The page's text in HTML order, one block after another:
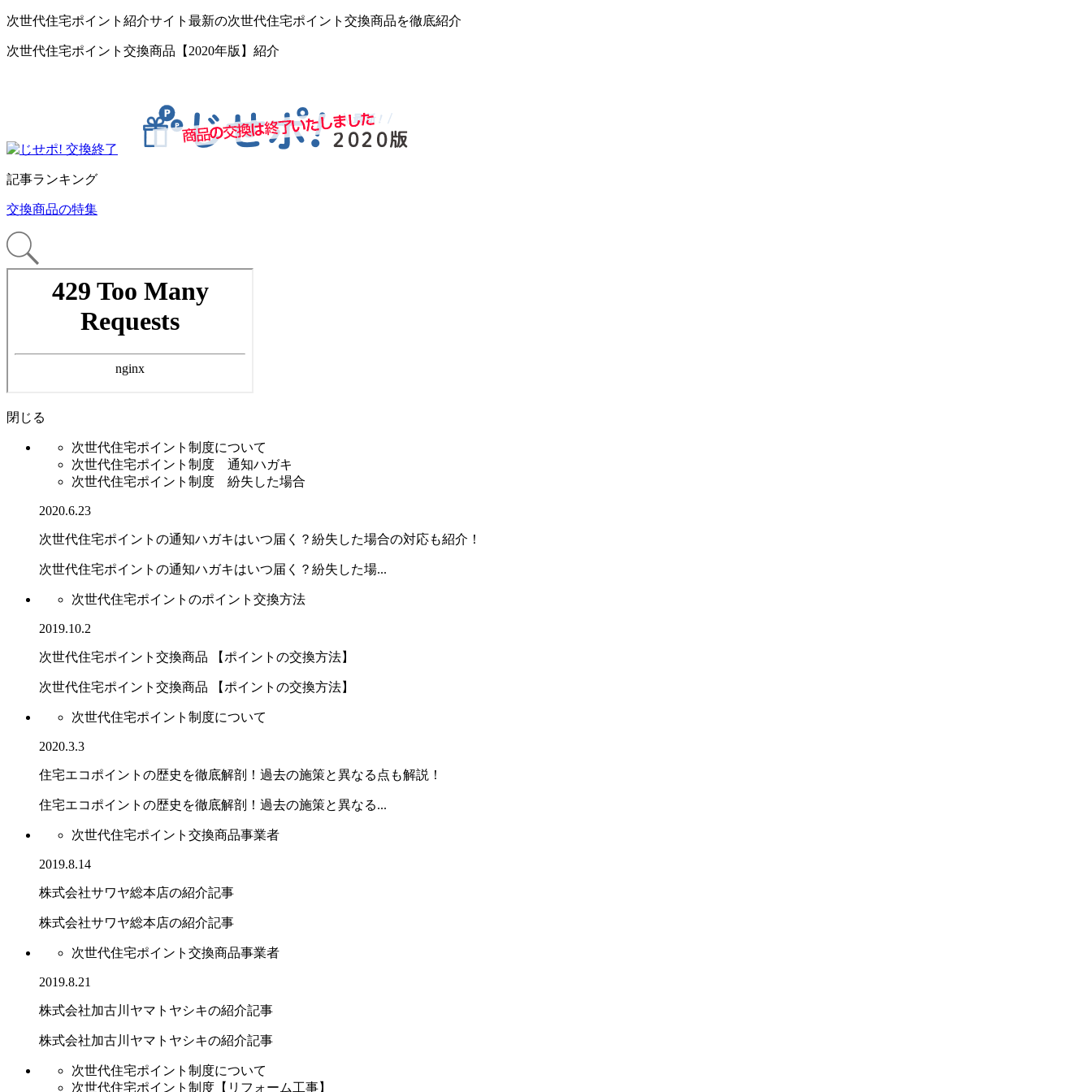
次世代住宅ポイント紹介サイト最新の次世代住宅ポイント交換商品を徹底紹介
次世代住宅ポイント交換商品【2020年版】紹介
記事ランキング
交換商品の特集
閉じる
次世代住宅ポイント制度について
次世代住宅ポイント制度 通知ハガキ
次世代住宅ポイント制度 紛失した場合
2020.6.23
次世代住宅ポイントの通知ハガキはいつ届く？紛失した場合の対応も紹介！
次世代住宅ポイントの通知ハガキはいつ届く？紛失した場...
次世代住宅ポイントのポイント交換方法
2019.10.2
次世代住宅ポイント交換商品 【ポイントの交換方法】
次世代住宅ポイント交換商品 【ポイントの交換方法】
次世代住宅ポイント制度について
2020.3.3
住宅エコポイントの歴史を徹底解剖！過去の施策と異なる点も解説！
住宅エコポイントの歴史を徹底解剖！過去の施策と異なる...
次世代住宅ポイント交換商品事業者
2019.8.14
株式会社サワヤ総本店の紹介記事
株式会社サワヤ総本店の紹介記事
次世代住宅ポイント交換商品事業者
2019.8.21
株式会社加古川ヤマトヤシキの紹介記事
株式会社加古川ヤマトヤシキの紹介記事
次世代住宅ポイント制度について
次世代住宅ポイント制度【リフォーム工事】